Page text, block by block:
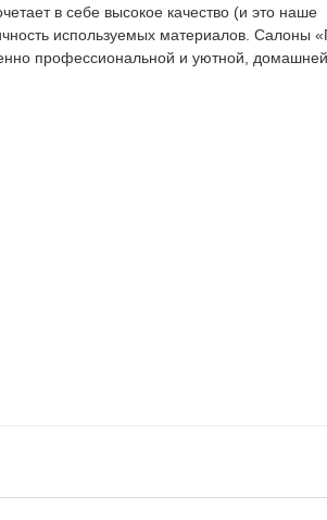
в себе высокое качество (и это наше
используемых материалов. Салоны
профессиональной и уютной, домашней